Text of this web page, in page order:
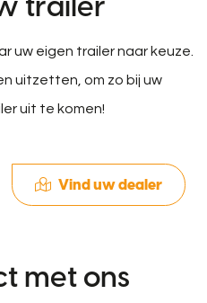
uw eigen trailer naar keuze.
uitzetten, om zo bij uw
uit te komen!
Vind uw dealer
met ons